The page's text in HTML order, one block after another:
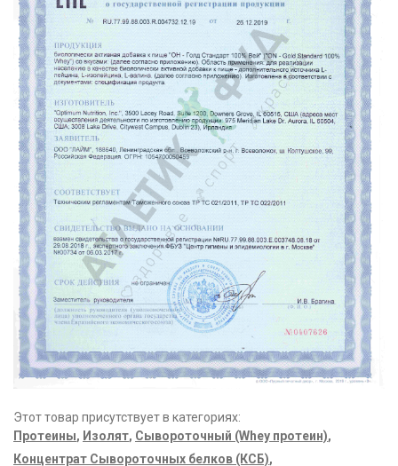
Этот товар присутствует в категориях:
Протеины, Изолят, Сывороточный (Whey протеин),
Концентрат Сывороточных белков (КСБ),